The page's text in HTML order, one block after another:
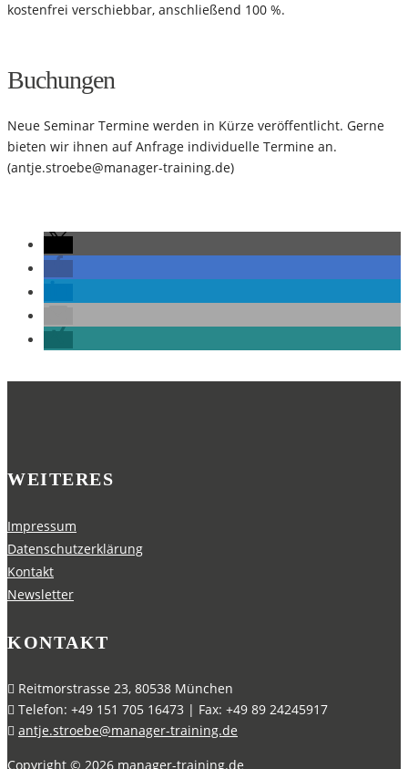
kostenfrei verschiebbar, anschließend 100 %.
Buchungen
Neue Seminar Termine werden in Kürze veröffentlicht. Gerne
bieten wir ihnen auf Anfrage individuelle Termine an.
(antje.stroebe@manager-training.de)
WEITERES
Impressum
Datenschutzerklärung
Kontakt
Newsletter
KONTAKT
Reitmorstrasse 23, 80538 München
Telefon: +49 151 705 16473 | Fax: +49 89 24245917
antje.stroebe@manager-training.de
Copyright © 2026 manager-training.de